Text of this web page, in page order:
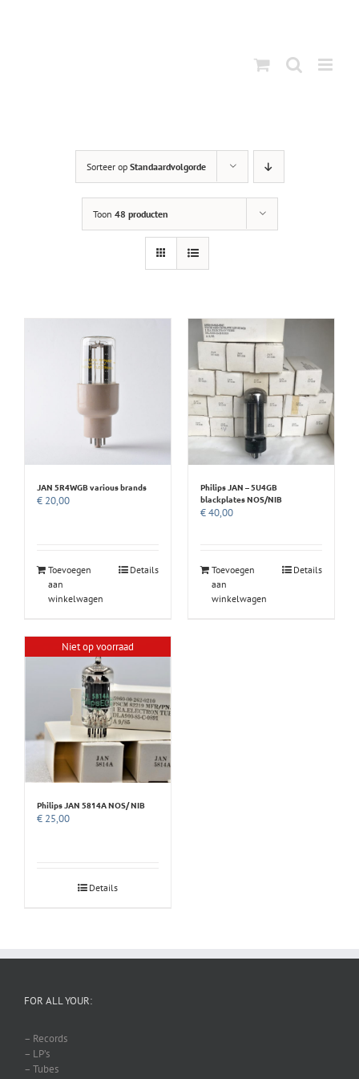
Sorteer op Standaardvolgorde
Toon 48 producten
JAN 5R4WGB various brands
€ 20,00
Toevoegen
aan
winkelwagen
Details
Philips JAN – 5U4GB
blackplates NOS/NIB
€40,00
Toevoegen
aan
winkelwagen
Details
Niet op voorraad
Philips JAN 5814A NOS/ NIB
€ 25,00
Details
FOR ALL YOUR:
– Records
– LP’s
– Tubes